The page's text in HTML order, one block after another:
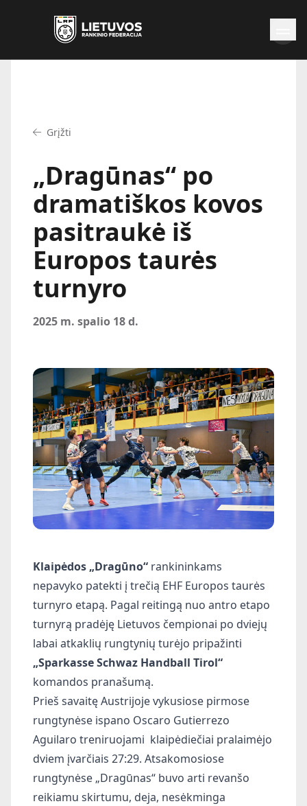
Čempionatai
Antidopingas
Grįžti
„Dragūnas“ po
dramatiškos kovos
pasitraukė iš
Europos taurės
turnyro
2025 m. spalio 18 d.
Klaipėdos „Dragūno“ rankininkams
nepavyko patekti į trečią EHF Europos taurės
turnyro etapą. Pagal reitingą nuo antro etapo
turnyrą pradėję Lietuvos čempionai po dviejų
labai atkaklių rungtynių turėjo pripažinti
„Sparkasse Schwaz Handball Tirol“
komandos pranašumą.
Prieš savaitę Austrijoje vykusiose pirmose
rungtynėse ispano Oscaro Gutierrezo
Aguilaro treniruojami klaipėdiečiai pralaimėjo
dviem įvarčiais 27:29. Atsakomosiose
rungtynėse „Dragūnas“ buvo arti revanšo
reikiamu skirtumu, deja, nesėkminga